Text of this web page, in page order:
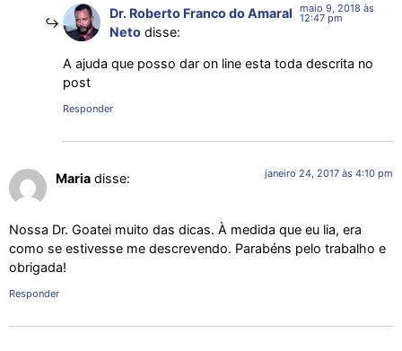
Dr. Roberto Franco do Amaral
Neto disse:
maio 9, 2018 às
12:47 pm
A ajuda que posso dar on line esta toda descrita no
post
Responder
Maria disse: janeiro 24, 2017 às 4:10 pm
Nossa Dr. Goatei muito das dicas. À medida que eu lia, era
como se estivesse me descrevendo. Parabéns pelo trabalho e
obrigada!
Responder